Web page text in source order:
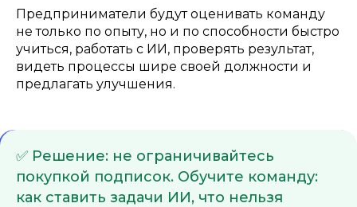
Предприниматели будут оценивать команду
не только по опыту, но и по способности быстро
учиться, работать с ИИ, проверять результат,
видеть процессы шире своей должности и
предлагать улучшения.
✅ Решение: не ограничивайтесь
покупкой подписок. Обучите команду:
как ставить задачи ИИ, что нельзя